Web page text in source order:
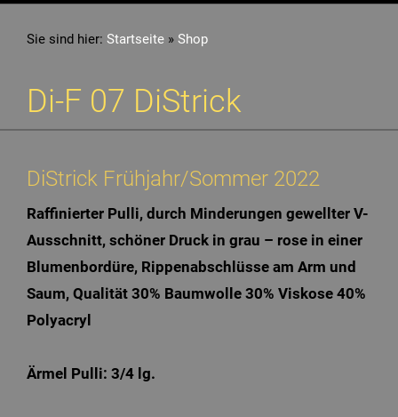
Sie sind hier: Startseite » Shop
Di-F 07 DiStrick
DiStrick Frühjahr/Sommer 2022
Raffinierter Pulli, durch Minderungen gewellter V-
Ausschnitt, schöner Druck in grau – rose in einer
Blumenbordüre, Rippenabschlüsse am Arm und
Saum, Qualität 30% Baumwolle 30% Viskose 40%
Polyacryl
Ärmel Pulli: 3/4 lg.